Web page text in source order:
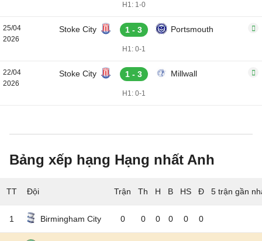
H1: 1-0
25/04
2026
Stoke City 1 - 3 Portsmouth
H1: 0-1
22/04
2026
Stoke City 1 - 3 Millwall
H1: 0-1
Bảng xếp hạng Hạng nhất Anh
TT Đội 5 trận gần
1 Birmingham City 0 0 0 0 0 0